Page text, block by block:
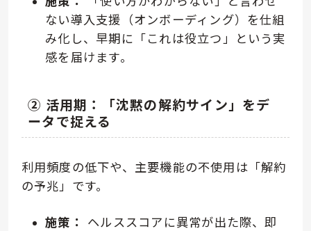
ない導入支援（オンボーディング）を仕組
み化し、早期に「これは役立つ」という実
感を届けます。
② 活用期：「沈黙の解約サイン」をデ
ータで捉える
利用頻度の低下や、主要機能の不使用は「解約
の予兆」です。
施策：
ヘルススコアに異常が出た際、即